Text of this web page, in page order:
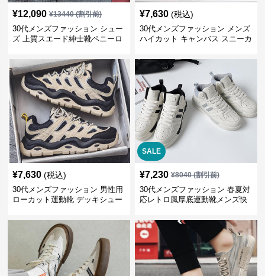
¥12,090 ¥13440(割引前)
30代メンズファッション シュー
ズ 上質スエード紳士靴ペニーロ
¥7,630 (税込)
30代メンズファッション メンズ
ハイカット キャンバス スニーカ
¥7,630 (税込)
30代メンズファッション 男性用
ローカット運動靴 デッキシュー
SALE
¥7,230 ¥8040(割引前)
30代メンズファッション 春夏対
応レトロ風厚底運動靴メンズ快